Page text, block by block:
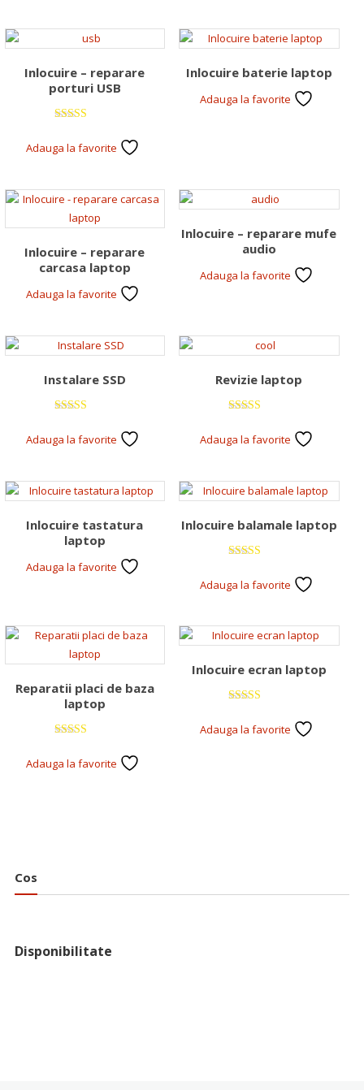
Inlocuire – reparare
porturi USB
5.00
din 5
Adauga la favorite
Inlocuire baterie laptop
Adauga la favorite
Inlocuire – reparare
carcasa laptop
Adauga la favorite
Inlocuire – reparare mufe
audio
Adauga la favorite
Instalare SSD
5.00
din 5
Adauga la favorite
Revizie laptop
5.00
din 5
Adauga la favorite
Inlocuire tastatura
laptop
Adauga la favorite
Inlocuire balamale laptop
5.00
din 5
Adauga la favorite
Reparatii placi de baza
laptop
5.00
din 5
Adauga la favorite
Inlocuire ecran laptop
5.00
din 5
Adauga la favorite
Cos
Disponibilitate